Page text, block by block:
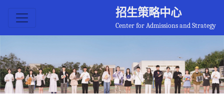
招生策略中心
Center for Admissions and Strategy